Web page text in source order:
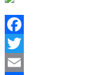
Facebook
Twitter